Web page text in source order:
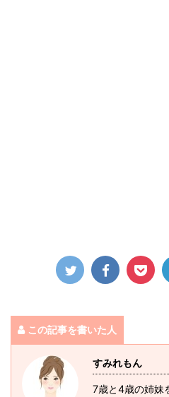
この記事を書いた人
すみれもん
7歳と4歳の姉妹